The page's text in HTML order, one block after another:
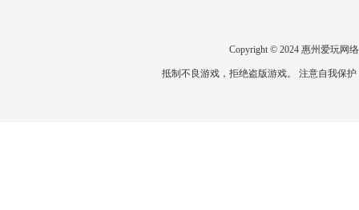
Copyright © 2024 惠州爱玩网
抵制不良游戏，拒绝盗版游戏。 注意自我保